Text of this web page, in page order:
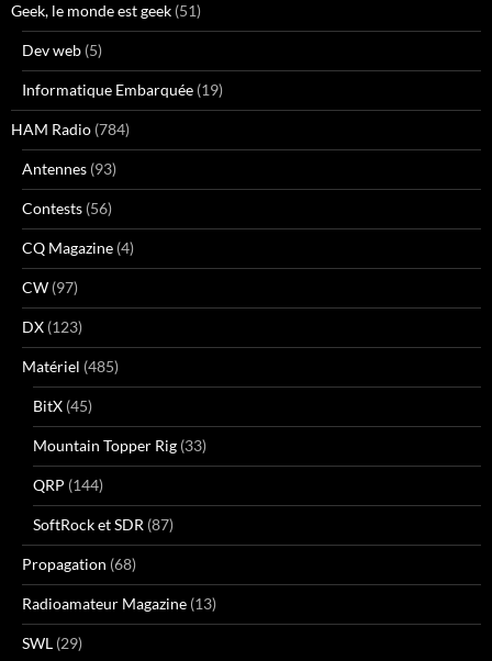
Geek, le monde est geek (51)
Dev web (5)
Informatique Embarquée (19)
HAM Radio (784)
Antennes (93)
Contests (56)
CQ Magazine (4)
CW (97)
DX (123)
Matériel (485)
BitX (45)
Mountain Topper Rig (33)
QRP (144)
SoftRock et SDR (87)
Propagation (68)
Radioamateur Magazine (13)
SWL (29)